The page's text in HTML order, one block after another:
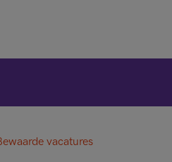
vacatures